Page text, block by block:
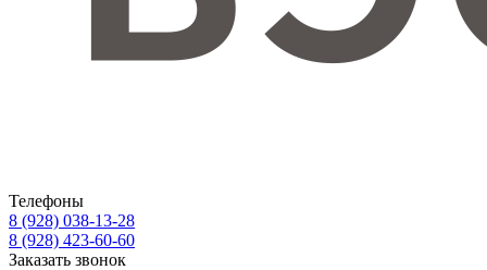
Телефоны
8 (928) 038-13-28
8 (928) 423-60-60
Заказать звонок